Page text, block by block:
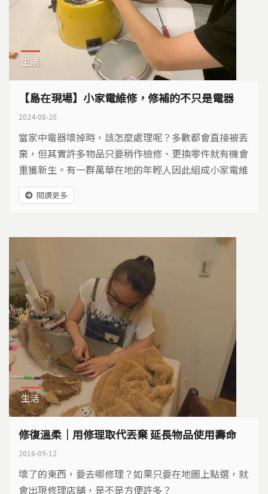
生活
【島在現場】小家電維修，修補的不只是電器
2024-08-20
當家中電器壞掉時，該怎麼處理呢？多數都會直接被丟
棄，但其實許多物品只要稍作檢修、更換零件就有機會
重獲新生。有一群萬華在地的年輕人因此組成小家電維
修所，藉由動手維修與修理知識的傳遞，推廣「修理」
成為「丟棄」前的選項。 位於台北市萬華區的萬華大
大眾加入電器維修行列。 ​電鍋是小家電維修所常見也是
較為容易維修的項目。電鍋損壞情況包含：指示燈故
障、...
閱讀更多
生活
修復溫柔｜用修理取代丟棄 延長物品使用壽命
2016-09-12
壞了的東西，要去哪修理？如果只要在地圖上點選，就
會出現修理店舖，是不是方便許多？